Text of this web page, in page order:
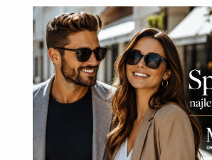
oprawkami i eleganckimi
Okulary przeciwsłoneczne Bizze
199
24,90zł (30,63zł z
DODAJ DO KOSZYKA